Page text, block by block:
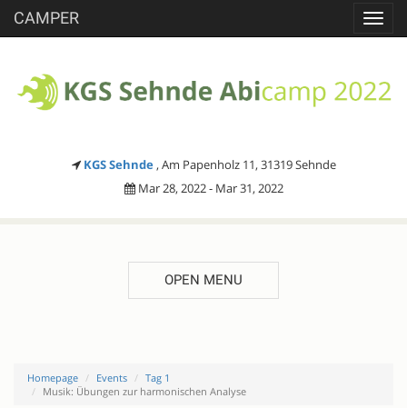
CAMPER
KGS Sehnde , Am Papenholz 11, 31319 Sehnde
Mar 28, 2022 - Mar 31, 2022
OPEN MENU
Homepage Events
Tag 1
Musik: Übungen zur harmonischen Analyse